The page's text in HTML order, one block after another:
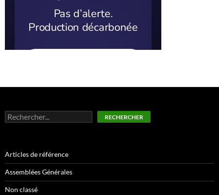
Rechercher RECHERCHER
Articles de référence
Assemblées Générales
Non classé